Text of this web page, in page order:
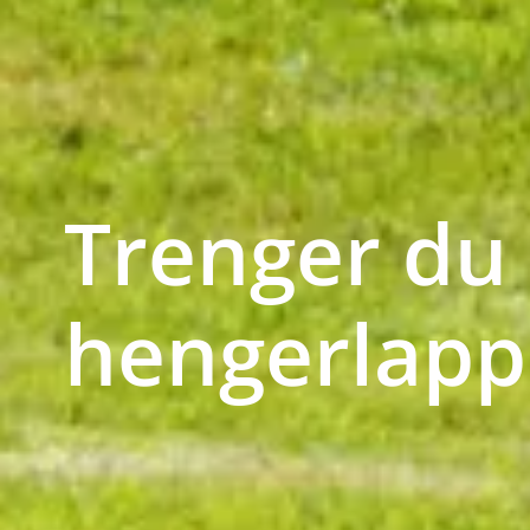
Trenger du